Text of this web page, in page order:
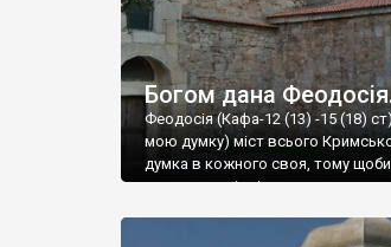
Богом дана
Феодосія (Кафа-12 (13) -15 (18)
мою думку) міст всього
думка в кожного своя, тому щоби
запрошую відвідати це